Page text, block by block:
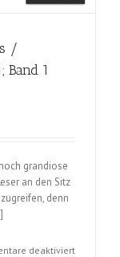
/
1
grandiose
an den Sitz
denn
deaktiviertfür